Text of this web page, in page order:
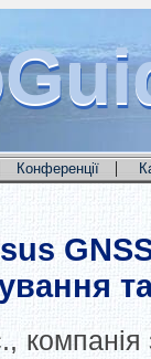
Конференції |
та